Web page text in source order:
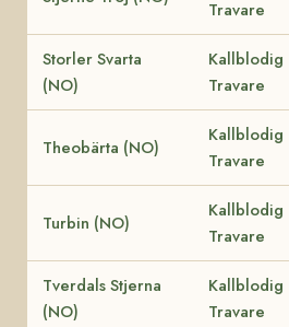
Travare
Storler Svarta
(NO)
Kallblodig
Travare
Theobärta (NO)
Kallblodig
Travare
Turbin (NO)
Kallblodig
Travare
Tverdals Stjerna
(NO)
Kallblodig
Travare